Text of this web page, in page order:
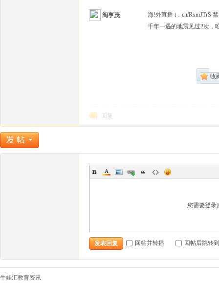
阎亨茂
海!外直播 t．cn/RxmJTrS
千年一遇的地震见过2次
收
回复
您需要登录
发表回复 回帖并转播 回帖后跳转
牛娃汇教育资讯